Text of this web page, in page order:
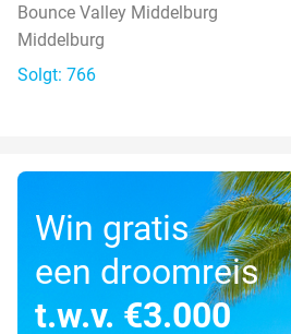
Bounce Valley Middelburg
Middelburg
Solgt: 766
Win gratis
een droomreis
t.w.v. €3.000